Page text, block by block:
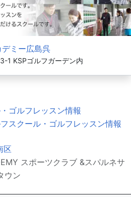
ミー広島呉
1 KSPゴルフガーデン内
ゴルフレッスン情報
スクール・ゴルフレッスン情報
区
スポーツクラブ &スパルネサ
ウン